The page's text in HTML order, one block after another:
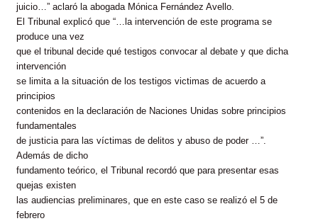
juicio…” aclaró la abogada Mónica Fernández Avello.
El Tribunal explicó que “…la intervención de este programa se
produce una vez
que el tribunal decide qué testigos convocar al debate y que dicha
intervención
se limita a la situación de los testigos victimas de acuerdo a
principios
contenidos en la declaración de Naciones Unidas sobre principios
fundamentales
de justicia para las víctimas de delitos y abuso de poder …”.
Además de dicho
fundamento teórico, el Tribunal recordó que para presentar esas
quejas existen
las audiencias preliminares, que en este caso se realizó el 5 de
febrero